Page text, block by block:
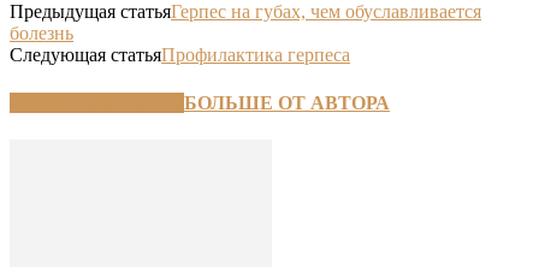
Предыдущая статьяГерпес на губах, чем обуславливается
болезнь
Следующая статьяПрофилактика герпеса
БОЛЬШЕ ОТ АВТОРА